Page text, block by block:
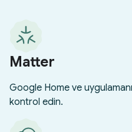
Matter
Google Home ve
kontrol edin.